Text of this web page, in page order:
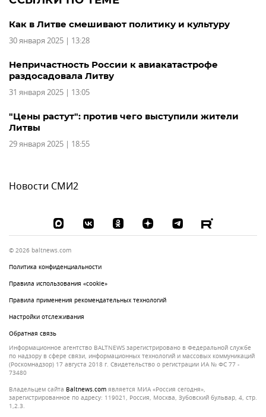
Как в Литве смешивают политику и культуру
30 января 2025 | 13:28
Непричастность России к авиакатастрофе
раздосадовала Литву
31 января 2025 | 13:05
"Цены растут": против чего выступили жители
Литвы
29 января 2025 | 18:55
Новости СМИ2
© 2026 baltnews.com
Политика конфиденциальности
Правила использования «cookie»
Правила применения рекомендательных технологий
Настройки отслеживания
Обратная связь
Информационное агентство BALTNEWS зарегистрировано в Федеральной службе
по надзору в сфере связи, информационных технологий и массовых коммуникаций
(Роскомнадзор) 17 августа 2018 г. Свидетельство о регистрации ИА № ФС 77 -
73480
Владельцем сайта
baltnews.com является МИА «Россия сегодня»,
зарегистрированное по адресу: 119021, Россия, Москва, Зубовский бульвар, 4, стр.
1,2.3.